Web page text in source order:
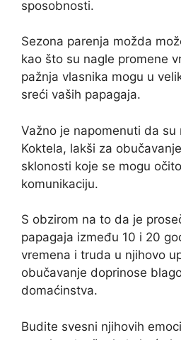
sposobnosti.
Sezona parenja možda
kao što su nagle promene
pažnja vlasnika mogu u
sreći vaših papagaja.
Važno je napomenuti da
Koktela, lakši za
sklonosti koje se mogu
komunikaciju.
S obzirom na to da je
papagaja između 10 i 20
vremena i truda u njihovo
obučavanje doprinose
domaćinstva.
Budite svesni njihovih